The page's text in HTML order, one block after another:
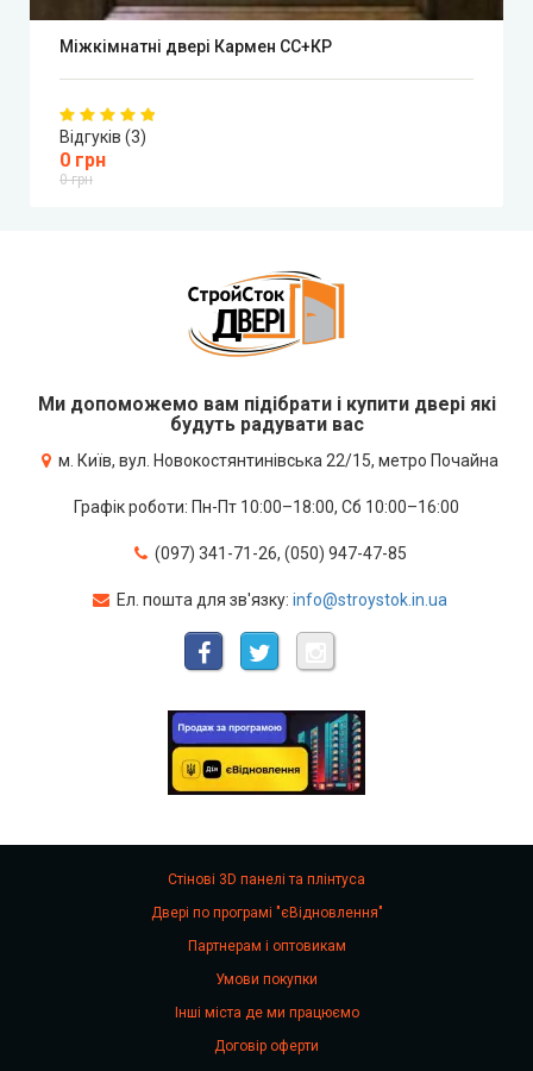
Міжкімнатні двері Кармен СС+КР
Відгуків (3)
0 грн
0 грн
Ми допоможемо вам підібрати і купити двері які
будуть радувати вас
м. Київ, вул. Новокостянтинівська 22/15, метро Почайна
Графік роботи: Пн-Пт 10:00–18:00, Сб 10:00–16:00
(097) 341-71-26, (050) 947-47-85
Ел. пошта для зв'язку: info@stroystok.in.ua
Стінові 3D панелі та плінтуса
Двері по програмі "єВідновлення"
Партнерам і оптовикам
Умови покупки
Інші міста де ми працюємо
Договір оферти